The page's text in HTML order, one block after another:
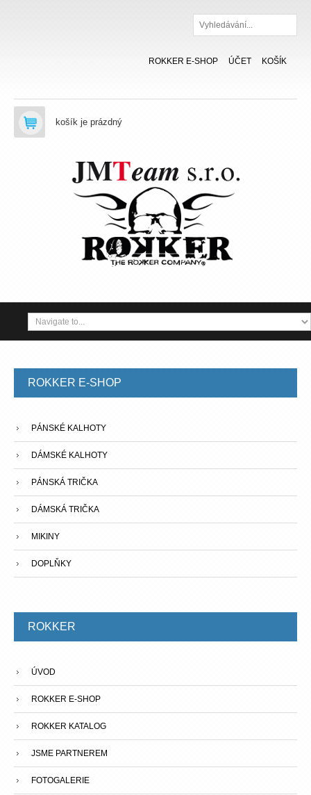
Hledat
KOŠÍK
ÚČET
ROKKER E-SHOP
košík je prázdný
ROKKER E-SHOP
PÁNSKÉ KALHOTY
DÁMSKÉ KALHOTY
PÁNSKÁ TRIČKA
DÁMSKÁ TRIČKA
MIKINY
DOPLŇKY
ROKKER
ÚVOD
ROKKER E-SHOP
ROKKER KATALOG
JSME PARTNEREM
FOTOGALERIE